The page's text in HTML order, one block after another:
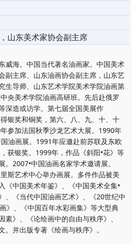
山东美术家协会副主席
海。中国当代著名油画家。中国美术
副主席、山东油画协会副主席，山东艺
生导师、山东艺术学院美术学院油画第
央美术学院油画高研班。先后赴俄罗
深造或访学。第七届全国美展作
银奖和铜奖，第六、八、九、十、十
参加法国秋季沙龙艺术大展。1990年
油画展。1991年应邀赴前苏联及东欧
获银奖。1999年，作品《斜阳•花》等
2007•中国油画名家学术邀请展。
斯艺术中心举办画展。多件作品被美
《中国美术年鉴》、《中国美术全集•
、《当代中国油画艺术》、《20世纪中
》、《中国百年水彩画集》等大型典
》、《论绘画中的自由与秩序》、
。并出版专著《绘画与秩序》。